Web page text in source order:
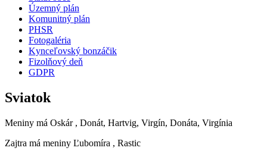
Územný plán
Komunitný plán
PHSR
Fotogaléria
Kynceľovský bonzáčik
Fizolňový deň
GDPR
Sviatok
Meniny má Oskár , Donát, Hartvig, Virgín, Donáta, Virgínia
Zajtra má meniny Ľubomíra , Rastic